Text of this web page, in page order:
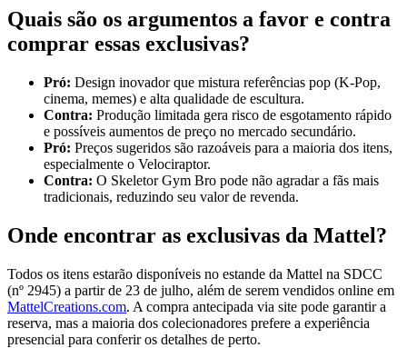
Quais são os argumentos a favor e contra
comprar essas exclusivas?
Pró: Design inovador que mistura referências pop (K‑Pop,
cinema, memes) e alta qualidade de escultura.
Contra: Produção limitada gera risco de esgotamento rápido
e possíveis aumentos de preço no mercado secundário.
Pró: Preços sugeridos são razoáveis para a maioria dos itens,
especialmente o Velociraptor.
Contra: O Skeletor Gym Bro pode não agradar a fãs mais
tradicionais, reduzindo seu valor de revenda.
Onde encontrar as exclusivas da Mattel?
Todos os itens estarão disponíveis no estande da Mattel na SDCC
(nº 2945) a partir de 23 de julho, além de serem vendidos online em
MattelCreations.com. A compra antecipada via site pode garantir a
reserva, mas a maioria dos colecionadores prefere a experiência
presencial para conferir os detalhes de perto.